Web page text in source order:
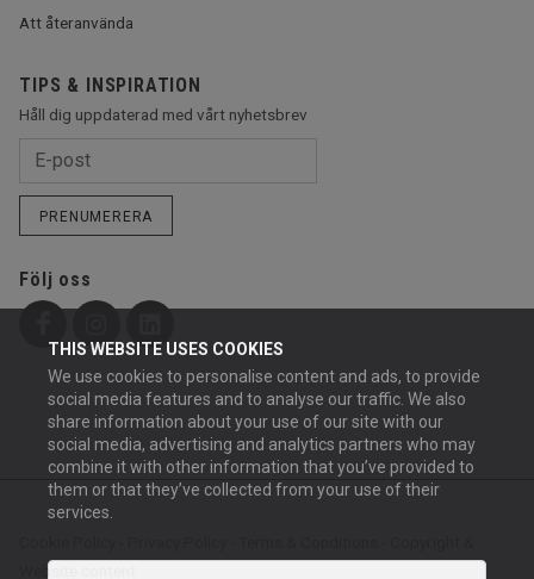
THIS WEBSITE USES COOKIES
We use cookies to personalise content and ads, to provide
social media features and to analyse our traffic. We also
share information about your use of our site with our
social media, advertising and analytics partners who may
combine it with other information that you’ve provided to
them or that they’ve collected from your use of their
services.
Att återanvända
TIPS & INSPIRATION
Håll dig uppdaterad med vårt nyhetsbrev
PRENUMERERA
Följ oss